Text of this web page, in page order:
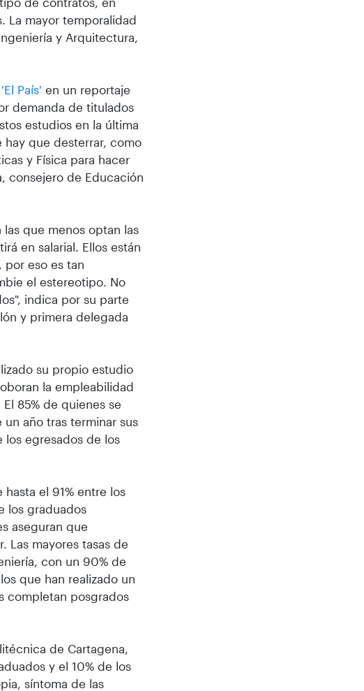
La mayor temporalidad
y Arquitectura,
País' en un reportaje
demanda de titulados
estudios en la última
hay que desterrar, como
y Física para hacer
consejero de Educación
las que menos optan las
en salarial. Ellos están
por eso es tan
el estereotipo. No
indica por su parte
y primera delegada
su propio estudio
la empleabilidad
85% de quienes se
un año tras terminar sus
los egresados de los
el 91% entre los
los graduados
aseguran que
Las mayores tasas de
con un 90% de
que han realizado un
completan posgrados
de Cartagena,
y el 10% de los
síntoma de las